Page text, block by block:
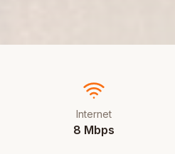
Internet
8 Mbps